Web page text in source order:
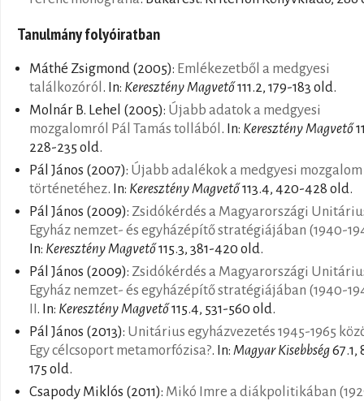
Tanulmány folyóiratban
Máthé Zsigmond (2005): Emlékezetből a medgyesi
találkozóról . In: Keresztény Magvető111.2, 179-183 old.
Molnár B. Lehel (2005): Újabb adatok a medgyesi
mozgalomról Pál Tamás tollából . In: Keresztény Magvető
228-235 old.
Pál János (2007): Újabb adalékok a medgyesi mozgalom
történetéhez. In: Keresztény Magvető113.4, 420-428 old.
Pál János (2009): Zsidókérdés a Magyarországi
Egyház nemzet- és egyházépítő stratégiájában (1940-
In: Keresztény Magvető115.3, 381-420 old.
Pál János (2009): Zsidókérdés a Magyarországi
Egyház nemzet- és egyházépítő stratégiájában (1940-
II. In: Keresztény Magvető115.4, 531-560 old.
Pál János (2013): Unitárius egyházvezetés 1945-1965
Egy célcsoport metamorfózisa?. In: Magyar Kisebbség67.1,
175 old.
Csapody Miklós (2011): Mikó Imre a diákpolitikában